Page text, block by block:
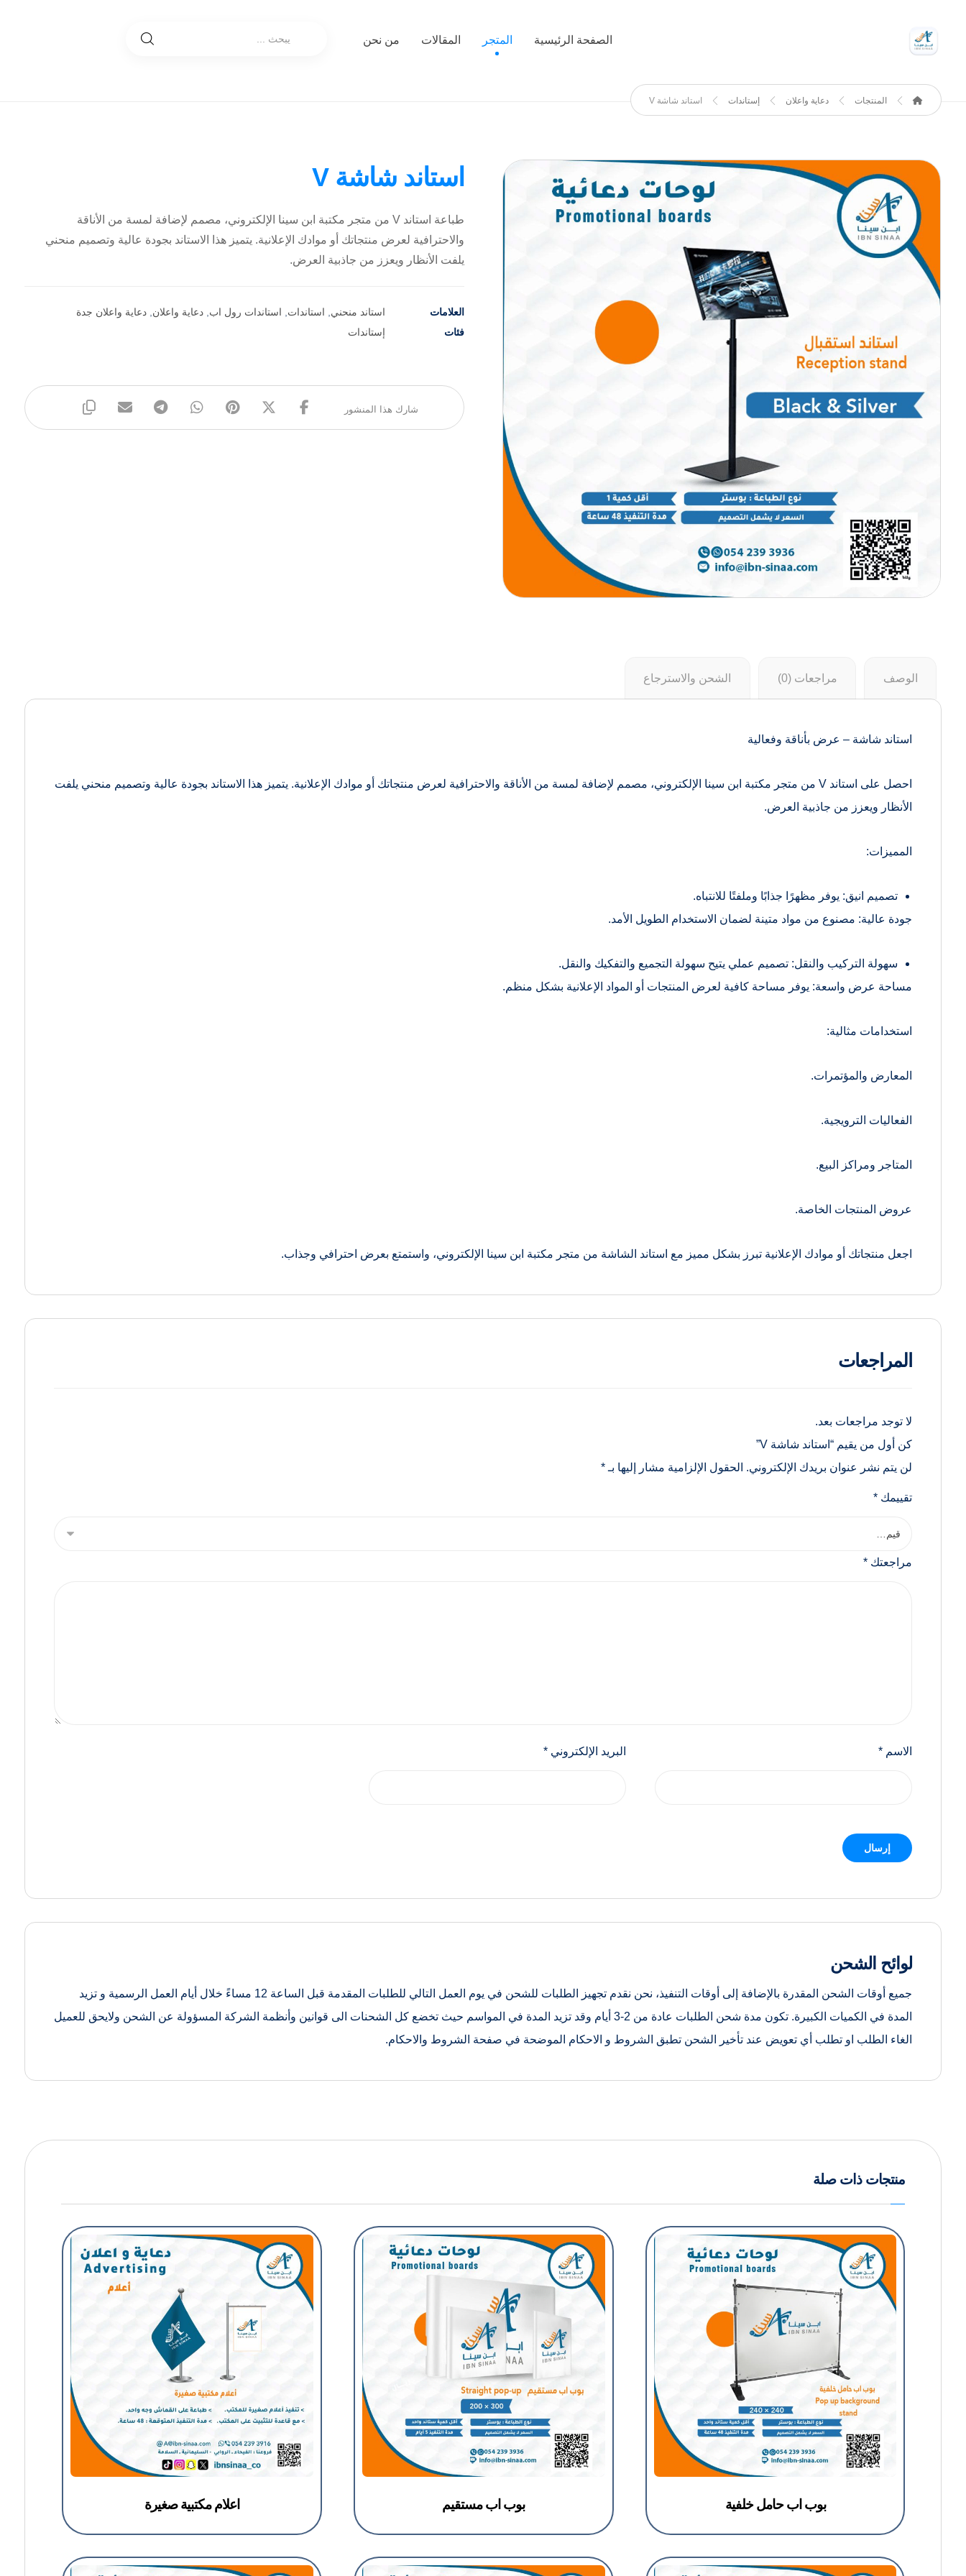
الصفحة الرئيسية المتجر المقالات من نحن
المنتجات دعاية واعلان إستاندات استاند شاشة V
استاند شاشة V
طباعة استاند V من متجر مكتبة ابن سينا الإلكتروني، مصمم لإضافة لمسة من الأناقة
والاحترافية لعرض منتجاتك أو موادك الإعلانية. يتميز هذا الاستاند بجودة عالية وتصميم منحني
يلفت الأنظار ويعزز من جاذبية العرض.
العلامات استاند منحني استاندات استاندات رول اب دعاية واعلان دعاية واعلان جدة
فئات
إستاندات
الوصف مراجعات (0) الشحن والاسترجاع
استاند شاشة – عرض بأناقة وفعالية
احصل على استاند V من متجر مكتبة ابن سينا الإلكتروني، مصمم لإضافة لمسة من الأناقة والاحترافية لعرض منتجاتك أو موادك الإعلانية. يتميز هذا الاستاند بجودة عالية وتصميم منحني يلفت
الأنظار ويعزز من جاذبية العرض.
المميزات:
تصميم انيق: يوفر مظهرًا جذابًا وملفتًا للانتباه.
جودة عالية: مصنوع من مواد متينة لضمان الاستخدام الطويل الأمد.
سهولة التركيب والنقل: تصميم عملي يتيح سهولة التجميع والتفكيك والنقل.
مساحة عرض واسعة: يوفر مساحة كافية لعرض المنتجات أو المواد الإعلانية بشكل منظم.
استخدامات مثالية:
المعارض والمؤتمرات.
الفعاليات الترويجية.
المتاجر ومراكز البيع.
عروض المنتجات الخاصة.
اجعل منتجاتك أو موادك الإعلانية تبرز بشكل مميز مع استاند الشاشة من متجر مكتبة ابن سينا الإلكتروني، واستمتع بعرض احترافي وجذاب.
المراجعات
لا توجد مراجعات بعد.
كن أول من يقيم “استاند شاشة V”
لن يتم نشر عنوان بريدك الإلكتروني. الحقول الإلزامية مشار إليها بـ *
تقييمك *
مراجعتك *
الاسم * البريد الإلكتروني *
لوائح الشحن
جميع أوقات الشحن المقدرة بالإضافة إلى أوقات التنفيذ، نحن نقدم تجهيز الطلبات للشحن في يوم العمل التالي للطلبات المقدمة قبل الساعة 12 مساءً خلال أيام العمل الرسمية و تزيد
المدة في الكميات الكبيرة. تكون مدة شحن الطلبات عادة من 2-3 أيام وقد تزيد المدة في المواسم حيث تخضع كل الشحنات الى قوانين وأنظمة الشركة المسؤولة عن الشحن ولايحق للعميل
الغاء الطلب او تطلب أي تعويض عند تأخير الشحن تطبق الشروط و الاحكام الموضحة في صفحة الشروط والاحكام.
منتجات ذات صلة
بوب اب حامل خلفية بوب اب مستقيم اعلام مكتبية صغيرة